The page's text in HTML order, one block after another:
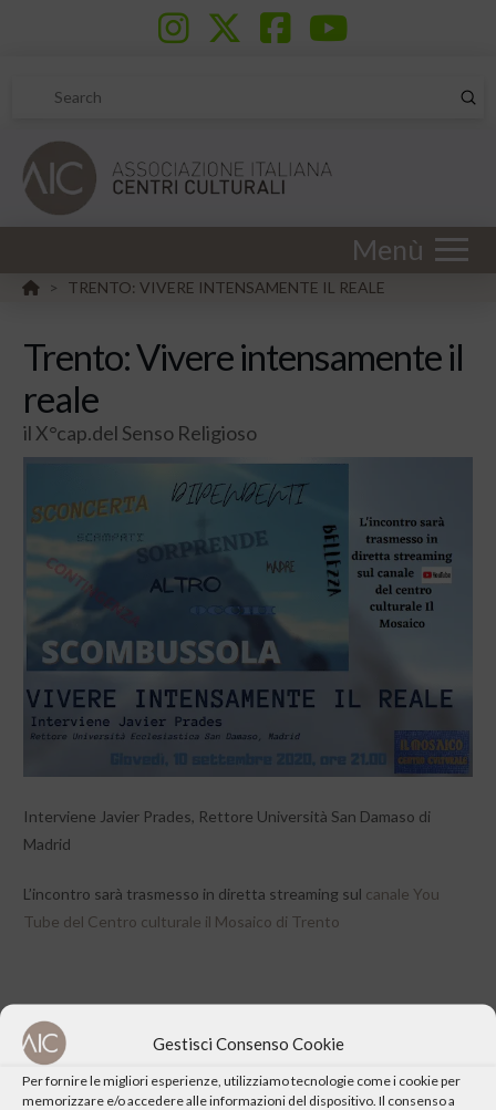
Gestisci Consenso Cookie
Per fornire le migliori esperienze, utilizziamo tecnologie come i cookie per
memorizzare e/o accedere alle informazioni del dispositivo. Il consenso a
Search
Menù
HOME
> TRENTO: VIVERE INTENSAMENTE IL REALE
Trento: Vivere intensamente il
reale
il X°cap.del Senso Religioso
Interviene Javier Prades, Rettore Università San Damaso di
Madrid
L’incontro sarà trasmesso in diretta streaming sul canale You
Tube del Centro culturale il Mosaico di Trento